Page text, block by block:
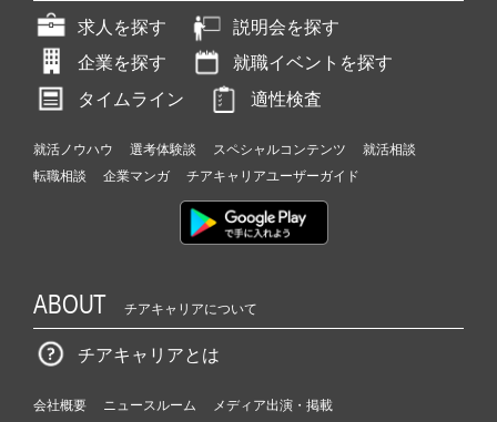
求人を探す
説明会を探す
企業を探す
就職イベントを探す
タイムライン
適性検査
就活ノウハウ 選考体験談 スペシャルコンテンツ
就活相談
転職相談
企業マンガ チアキャリアユーザーガイド
ABOUT チアキャリアについて
チアキャリアとは
会社概要 ニュースルーム
メディア出演・掲載